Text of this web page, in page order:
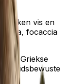
vis en
focaccia
Griekse